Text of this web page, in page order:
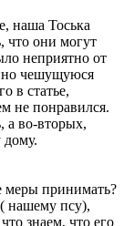
наша Тоська
что они могут
неприятно от
чешущуюся
в статье,
не понравился.
а во-вторых,
дому.
меры принимать?
нашему псу),
знаем, что его